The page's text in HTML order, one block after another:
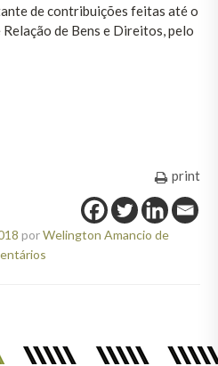
de contribuições feitas até o
de Bens e Direitos, pelo
print
porWelington Amancio de